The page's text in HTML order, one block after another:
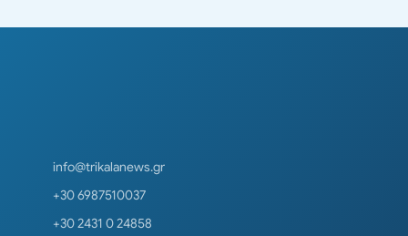
info@trikalanews.gr
+30 6987510037
+30 2431 0 24858